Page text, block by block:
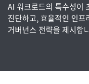
AI 워크로드의 특수성이
진단하고, 효율적인 인
거버넌스 전략을 제시합